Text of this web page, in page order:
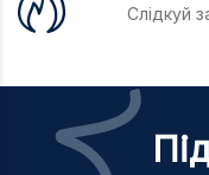
Слідкуй